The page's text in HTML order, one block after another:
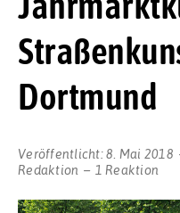
Dortmund
Veröffentlicht:8. Mai 2018
Redaktion
1 Reaktion